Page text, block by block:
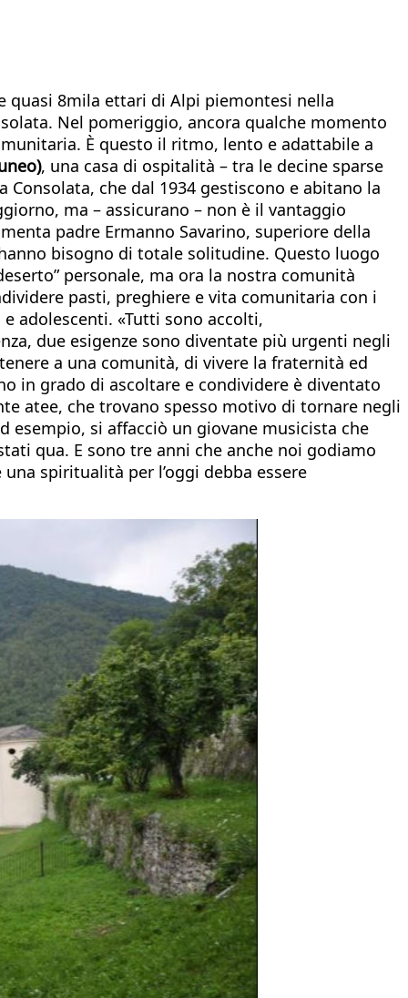
quasi 8mila ettari di Alpi piemontesi nella
Nel pomeriggio, ancora qualche momento
È questo il ritmo, lento e adattabile a
, una casa di ospitalità – tra le decine sparse
che dal 1934 gestiscono e abitano la
ma – assicurano – non è il vantaggio
padre Ermanno Savarino, superiore della
bisogno di totale solitudine. Questo luogo
personale, ma ora la nostra comunità
pasti, preghiere e vita comunitaria con i
adolescenti. «Tutti sono accolti,
due esigenze sono diventate più urgenti negli
a una comunità, di vivere la fraternità ed
in grado di ascoltare e condividere è diventato
atee, che trovano spesso motivo di tornare negli
esempio, si affacciò un giovane musicista che
qua. E sono tre anni che anche noi godiamo
spiritualità per l’oggi debba essere